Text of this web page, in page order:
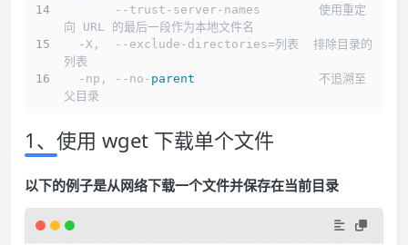
向 URL 的最后一段作为本地文件名
列表
  -np, --no-
parent
                 不追溯至
父目录
1、使用 wget 下载单个文件
以下的例子是从网络下载一个文件并保存在当前目录